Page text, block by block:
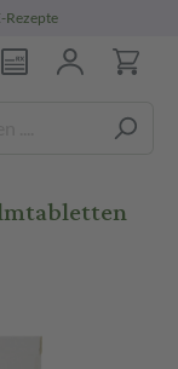
Rezepte